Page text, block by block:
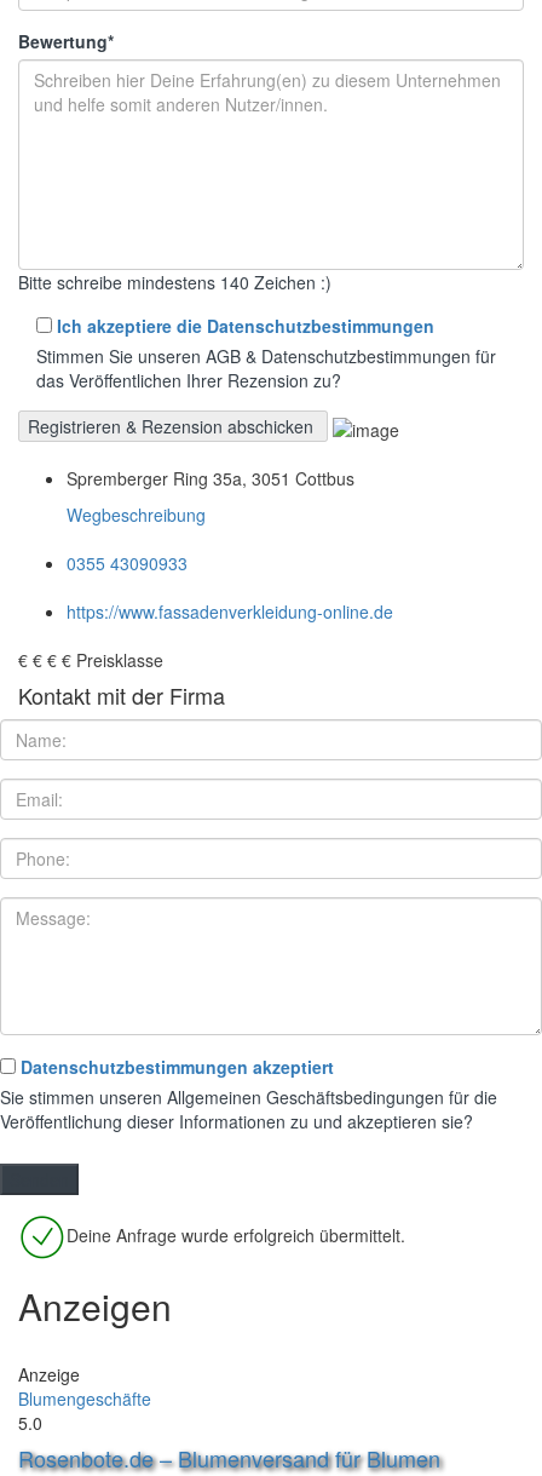
Bewertung*
Bitte schreibe mindestens 140 Zeichen :)
Ich akzeptiere die Datenschutzbestimmungen
Stimmen Sie unseren AGB & Datenschutzbestimmungen für
das Veröffentlichen Ihrer Rezension zu?
Spremberger Ring 35a, 3051 Cottbus
Wegbeschreibung
0355 43090933
https://www.fassadenverkleidung-online.de
€ € € € Preisklasse
Kontakt mit der Firma
Datenschutzbestimmungen akzeptiert
Sie stimmen unseren Allgemeinen Geschäftsbedingungen für die
Veröffentlichung dieser Informationen zu und akzeptieren sie?
Deine Anfrage wurde erfolgreich übermittelt.
Anzeigen
Anzeige
Blumengeschäfte
5.0
Rosenbote.de – Blumenversand für Blumen